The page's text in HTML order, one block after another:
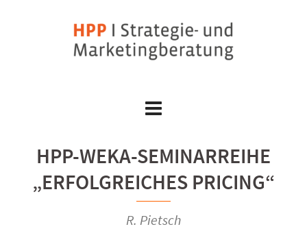
HPP-WEKA-SEMINARREIHE
„ERFOLGREICHES PRICING“
R. Pietsch